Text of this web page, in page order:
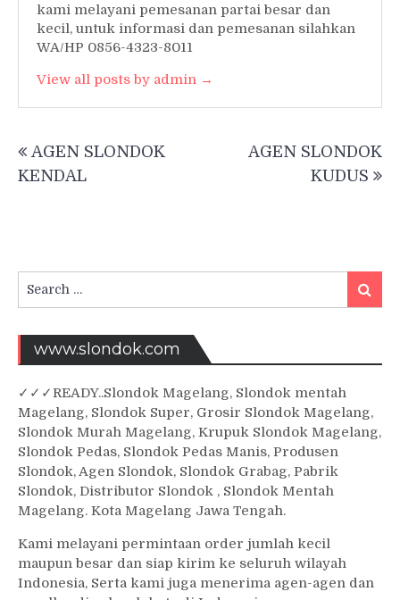
kami melayani pemesanan partai besar dan
kecil, untuk informasi dan pemesanan silahkan
WA/HP 0856-4323-8011
View all posts by admin →
navigation
AGEN SLONDOK
KENDAL
AGEN SLONDOK
KUDUS
Search
for:
Search
www.slondok.com
✓ ✓✓READY..Slondok Magelang, Slondok mentah
Magelang, Slondok Super, Grosir Slondok Magelang,
Slondok Murah Magelang, Krupuk Slondok Magelang,
Slondok Pedas, Slondok Pedas Manis, Produsen
Slondok, Agen Slondok, Slondok Grabag, Pabrik
Slondok, Distributor Slondok , Slondok Mentah
Magelang. Kota Magelang Jawa Tengah.
Kami melayani permintaan order jumlah kecil
maupun besar dan siap kirim ke seluruh wilayah
Indonesia, Serta kami juga menerima agen-agen dan